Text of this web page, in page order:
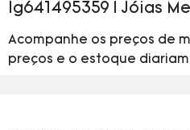
lg641495359 | Jóias
Acompanhe os preços de
preços e o estoque